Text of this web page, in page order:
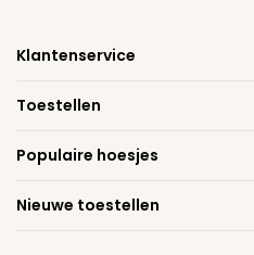
Klantenservice
Toestellen
Populaire hoesjes
Nieuwe toestellen